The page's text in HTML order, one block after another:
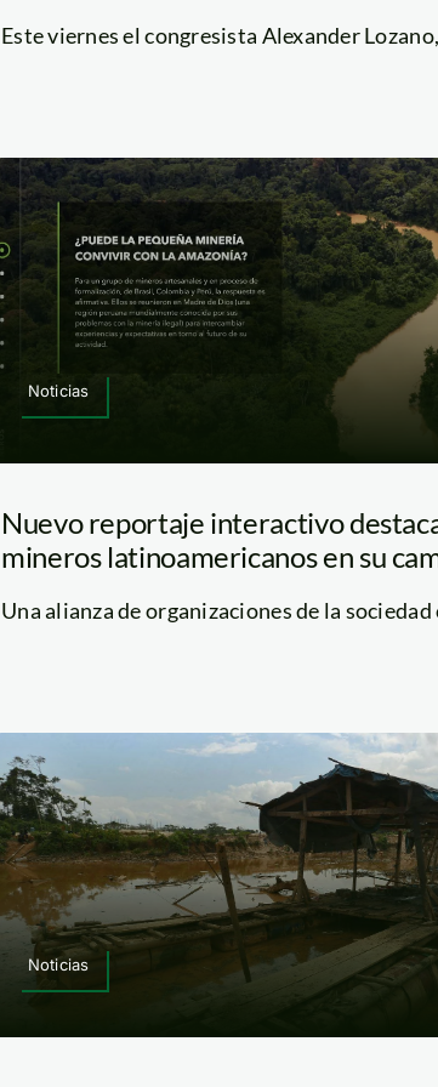
Este viernes el congresista Alexander
Noticias
Nuevo reportaje interactivo
mineros latinoamericanos en su
Una alianza de organizaciones de la
Noticias